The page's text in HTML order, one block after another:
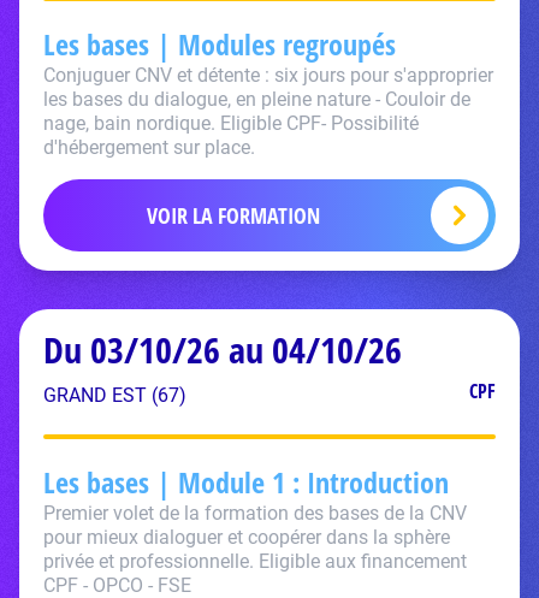
Les bases | Modules regroupés
Conjuguer CNV et détente : six jours pour s'approprier
les bases du dialogue, en pleine nature - Couloir de
nage, bain nordique. Eligible CPF- Possibilité
d'hébergement sur place.
VOIR LA FORMATION
Du 03/10/26 au 04/10/26
GRAND EST (67) CPF
Les bases | Module 1 : Introduction
Premier volet de la formation des bases de la CNV
pour mieux dialoguer et coopérer dans la sphère
privée et professionnelle. Eligible aux financement
CPF - OPCO - FSE